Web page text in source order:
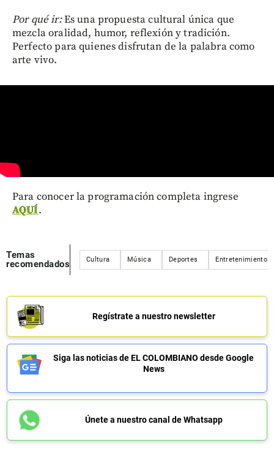
Por qué ir:Es una propuesta cultural única que
mezcla oralidad, humor, reflexión y tradición.
Perfecto para quienes disfrutan de la palabra como
arte vivo.
Para conocer la programación completa ingrese
AQUÍ.
Temas
recomendados
Cultura Música Deportes Entretenimiento
Regístrate a nuestro newsletter
Siga las noticias de EL COLOMBIANO desde Google
News
Únete a nuestro canal de Whatsapp